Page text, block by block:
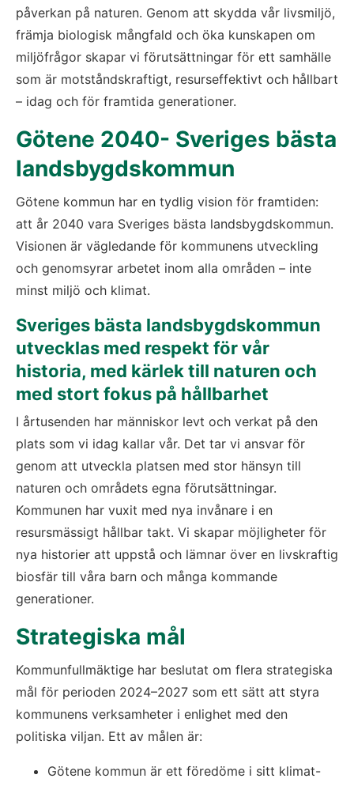
påverkan på naturen. Genom att skydda vår livsmiljö,
främja biologisk mångfald och öka kunskapen om
miljöfrågor skapar vi förutsättningar för ett samhälle
som är motståndskraftigt, resurseffektivt och hållbart
– idag och för framtida generationer.
Götene 2040- Sveriges bästa
landsbygdskommun
Götene kommun har en tydlig vision för framtiden:
att år 2040 vara Sveriges bästa landsbygdskommun.
Visionen är vägledande för kommunens utveckling
och genomsyrar arbetet inom alla områden – inte
minst miljö och klimat.
Sveriges bästa landsbygdskommun
utvecklas med respekt för vår
historia, med kärlek till naturen och
med stort fokus på hållbarhet
I årtusenden har människor levt och verkat på den
plats som vi idag kallar vår. Det tar vi ansvar för
genom att utveckla platsen med stor hänsyn till
naturen och områdets egna förutsättningar.
Kommunen har vuxit med nya invånare i en
resursmässigt hållbar takt. Vi skapar möjligheter för
nya historier att uppstå och lämnar över en livskraftig
biosfär till våra barn och många kommande
generationer.
Strategiska mål
Kommunfullmäktige har beslutat om flera strategiska
mål för perioden 2024–2027 som ett sätt att styra
kommunens verksamheter i enlighet med den
politiska viljan. Ett av målen är:
Götene kommun är ett föredöme i sitt klimat-